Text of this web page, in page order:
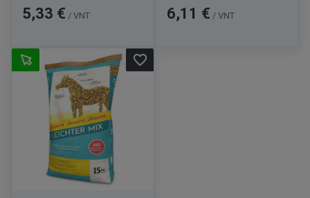
Kaina
5,33 € / VNT
Kaina
6,11 € / VNT
favorite_border